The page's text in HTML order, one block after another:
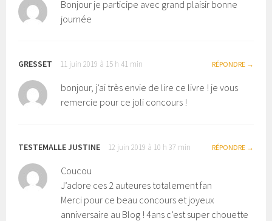
Bonjour je participe avec grand plaisir bonne
journée
GRESSET 11 juin 2019 à 15 h 41 min RÉPONDRE
bonjour, j’ai très envie de lire ce livre ! je vous
remercie pour ce joli concours !
TESTEMALLE JUSTINE 12 juin 2019 à 10 h 37 min RÉPONDRE
Coucou
J’adore ces 2 auteures totalement fan
Merci pour ce beau concours et joyeux
anniversaire au Blog ! 4ans c’est super chouette